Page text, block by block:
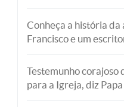
Conheça a história
Francisco e um
Testemunho corajoso
para a Igreja, diz Papa